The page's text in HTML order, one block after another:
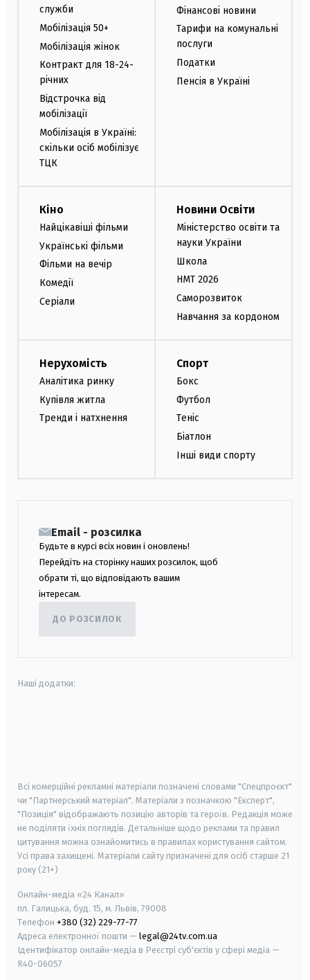
служби
Мобілізація 50+
Мобілізація жінок
Контракт для 18-24-
річних
Відстрочка від
мобілізації
Мобілізація в Україні:
скільки осіб мобілізує
ТЦК
Фінансові новини
Тарифи на комунальні
послуги
Податки
Пенсія в Україні
Кіно
Найцікавіші фільми
Українські фільми
Фільми на вечір
Комедії
Серіали
Новини Освіти
Міністерство освіти та
науки України
Школа
НМТ 2026
Саморозвиток
Навчання за кордоном
Нерухомість
Аналітика ринку
Купівля житла
Тренди і натхнення
Спорт
Бокс
Футбол
Теніс
Біатлон
Інші види спорту
Email - розсилка
Будьте в курсі всіх новин і оновлень!
Перейдіть на сторінку наших розсилок, щоб
обрати ті, що відповідають вашим
інтересам.
ДО РОЗСИЛОК
Наші додатки:
Всі комерційні рекламні матеріали позначені словами "Спецпроєкт"
чи "Партнерський матеріал". Матеріали з позначкою "Експерт",
"Позиція" відображають позицію авторів та героїв. Редакція може
не поділяти їхніх поглядів. Детальніше щодо реклами та правил
цитування можна ознайомитись в правилах користування сайтом.
Усі права захищені. Матеріали сайту призначені для осіб старше 21
року (21+)
Онлайн-медіа «24 Канал»
пл. Галицька, буд. 15, м. Львів, 79008
Телефон +380 (32) 229-77-77
Адреса електронної пошти — legal@24tv.com.ua
Ідентифікатор онлайн-медіа в Реєстрі суб'єктів у сфері медіа —
R40-06057